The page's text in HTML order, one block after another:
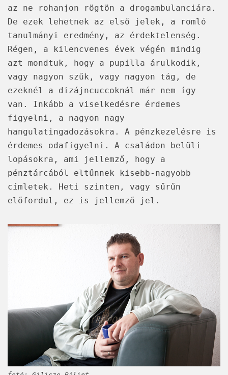
az ne rohanjon rögtön a drogambulanciára.
De ezek lehetnek az első jelek, a romló
tanulmányi eredmény, az érdektelenség.
Régen, a kilencvenes évek végén mindig
azt mondtuk, hogy a pupilla árulkodik,
vagy nagyon szűk, vagy nagyon tág, de
ezeknél a dizájncuccoknál már nem így
van. Inkább a viselkedésre érdemes
figyelni, a nagyon nagy
hangulatingadozásokra. A pénzkezelésre is
érdemes odafigyelni. A családon belüli
lopásokra, ami jellemző, hogy a
pénztárcából eltűnnek kisebb-nagyobb
címletek. Heti szinten, vagy sűrűn
előfordul, ez is jellemző jel.